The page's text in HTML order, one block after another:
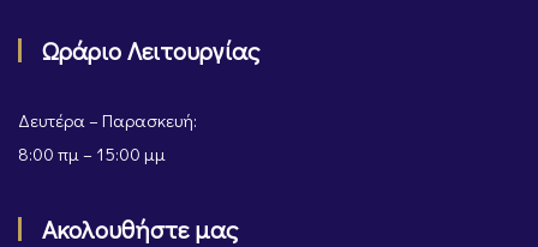
Ωράριο Λειτουργίας
Δευτέρα – Παρασκευή:
8:00 πμ – 15:00 μμ
Ακολουθήστε μας